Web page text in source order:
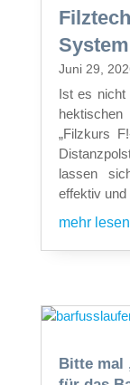
System
Juni 29,
Ist es nicht
„Filzkurs
lassen
effektiv und
mehr
Bitte mal